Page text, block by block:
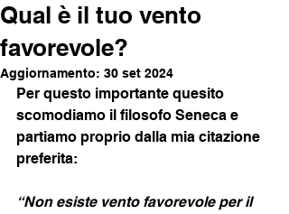
Qual è il tuo vento
favorevole?
Aggiornamento: 30 set 2024
Per questo importante quesito
scomodiamo il filosofo Seneca e
partiamo proprio dalla mia citazione
preferita:
“Non esiste vento favorevole per il